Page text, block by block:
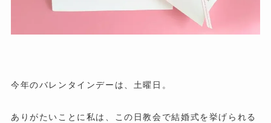
今年のバレンタインデーは、土曜日。
ありがたいことに私は、この日教会で結婚式を挙げられる